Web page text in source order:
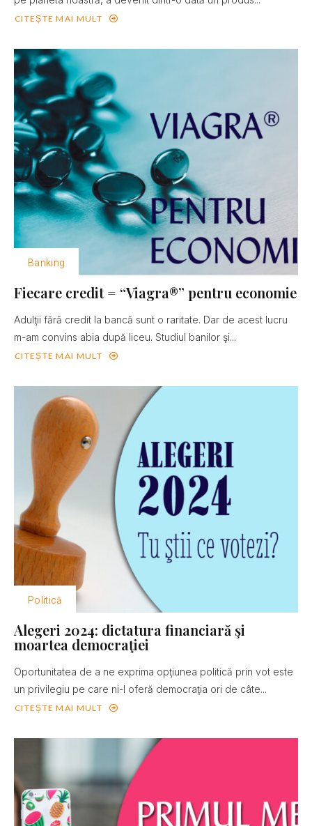
CITEȘTE MAI MULT
Banking
Fiecare credit = “Viagra®” pentru economie
Adulţii fără credit la bancă sunt o raritate. Dar de acest lucru
m-am convins abia după liceu. Studiul banilor şi...
CITEȘTE MAI MULT
Politică
Alegeri 2024: dictatura financiară şi
moartea democraţiei
Oportunitatea de a ne exprima opţiunea politică prin vot este
un privilegiu pe care ni-l oferă democraţia ori de câte...
CITEȘTE MAI MULT